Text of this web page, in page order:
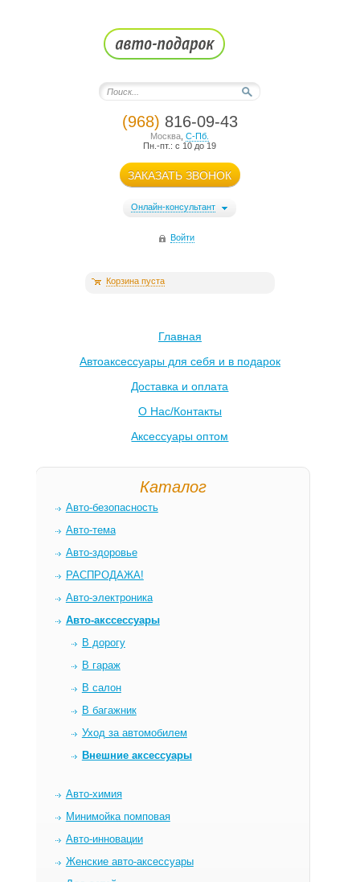
(968) 816-09-43
Москва ,С-Пб.
Пн.-пт.: с 10 до 19
ЗАКАЗАТЬ ЗВОНОК
Онлайн-консультант
Войти
Корзина пуста
Главная
Автоаксессуары для себя и в подарок
Доставка и оплата
О Нас/Контакты
Аксессуары оптом
Каталог
Авто-безопасность
Авто-тема
Авто-здоровье
РАСПРОДАЖА!
Авто-электроника
Авто-акссессуары
В дорогу
В гараж
В салон
В багажник
Уход за автомобилем
Внешние аксессуары
Авто-химия
Минимойка помповая
Авто-инновации
Женские авто-аксессуары